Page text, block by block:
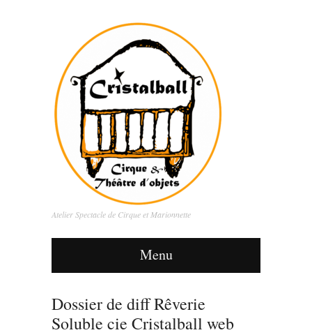
Atelier Spectacle de Cirque et Marionnette
Menu
Dossier de diff Rêverie
Soluble cie Cristalball web